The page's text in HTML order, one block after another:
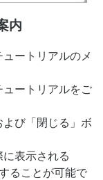
内
ートリアルのメ
ュートリアルをご
び「閉じる」ボ
表示される
ることが可能で